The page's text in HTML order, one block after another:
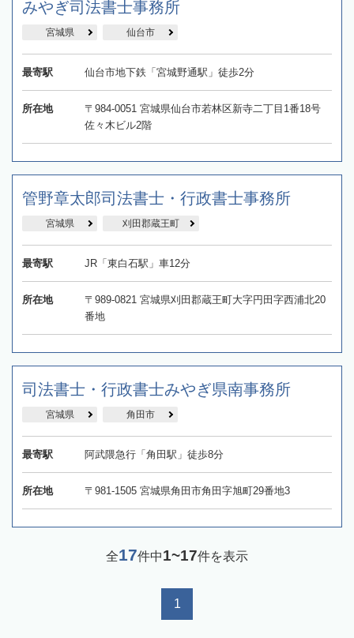
みやぎ司法書士事務所
宮城県 仙台市
最寄駅 仙台市地下鉄「宮城野通駅」徒歩2分
所在地
〒984-0051 宮城県仙台市若林区新寺二丁目1番18号
佐々木ビル2階
管野章太郎司法書士・行政書士事務所
宮城県 刈田郡蔵王町
最寄駅 JR「東白石駅」車12分
所在地
〒989-0821 宮城県刈田郡蔵王町大字円田字西浦北20
番地
司法書士・行政書士みやぎ県南事務所
宮城県 角田市
最寄駅 阿武隈急行「角田駅」徒歩8分
所在地 〒981-1505 宮城県角田市角田字旭町29番地3
全17件中1~17件を表示
1